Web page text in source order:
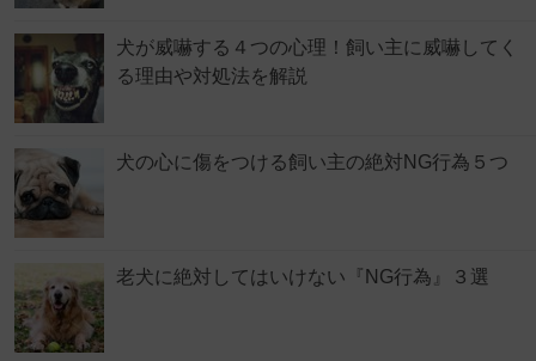
犬が威嚇する４つの心理！飼い主に威嚇してく
る理由や対処法を解説
犬の心に傷をつける飼い主の絶対NG行為５つ
老犬に絶対してはいけない『NG行為』３選